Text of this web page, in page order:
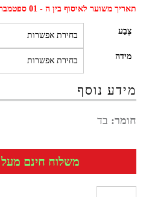
תאריך משוער לאיסוף בין ה - 01 ספטמבר ל - 11 ספטמבר
צֶבַע
מידה
מידע נוסף
חומר: בד
משלוח חינם מעל 249.99שח